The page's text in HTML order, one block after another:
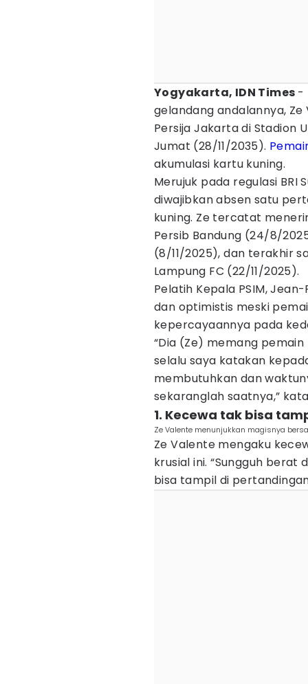
Yogyakarta, IDN Times -
gelandang andalannya,
Persija Jakarta di Stadion
Jumat (28/11/2035).
akumulasi kartu kuning.
Merujuk pada regulasi BRI
diwajibkan absen satu
kuning. Ze tercatat
Persib Bandung (24/8/
(8/11/2025), dan terakhir
Lampung FC (22/11/2025).
Pelatih Kepala PSIM,
dan optimistis meski
kepercayaannya pada
“Dia (Ze) memang
selalu saya katakan
membutuhkan dan
sekaranglah saatnya,”
1. Kecewa tak bisa
Ze Valente menunjukkan magisnya
Ze Valente mengaku
krusial ini. “Sungguh
bisa tampil di